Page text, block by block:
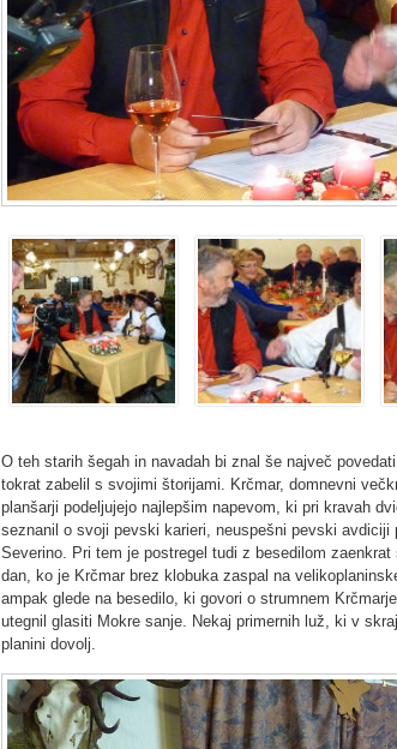
O teh starih šegah in navadah bi znal še največ
tokrat zabelil s svojimi štorijami. Krčmar, domnevni
planšarji podeljujejo najlepšim napevom, ki pri kravah
seznanil o svoji pevski karieri, neuspešni pevski
Severino. Pri tem je postregel tudi z besedilom
dan, ko je Krčmar brez klobuka zaspal na
ampak glede na besedilo, ki govori o strumnem
utegnil glasiti Mokre sanje. Nekaj primernih luž, ki v
planini dovolj.